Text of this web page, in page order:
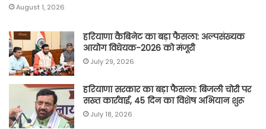
August 1, 2026
हरियाणा कैबिनेट का बड़ा फैसला: अल्पसंख्यक
आयोग विधेयक-2026 को मंजूरी
July 29, 2026
हरियाणा सरकार का बड़ा फैसला: बिजली चोरी पर
सख्त कार्रवाई, 45 दिन का विशेष अभियान शुरू
July 18, 2026